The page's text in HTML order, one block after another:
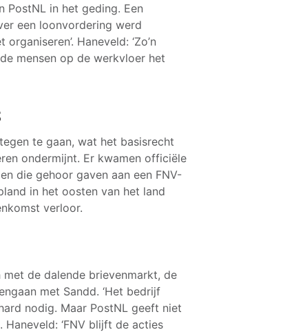
in het geding. Een
een loonvordering werd
Haneveld: ‘Zo’n
mensen op de werkvloer het
te gaan, wat het basisrecht
ondermijnt. Er kwamen officiële
die gehoor gaven aan een FNV-
in het oosten van het land
verloor.
de dalende brievenmarkt, de
met Sandd. ‘Het bedrijf
nodig. Maar PostNL geeft niet
‘FNV blijft de acties